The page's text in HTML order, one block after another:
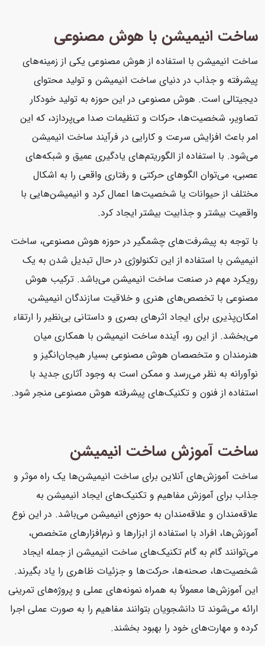
ساخت انیمیشن با هوش مصنوعی
ساخت انیمیشن با استفاده از هوش مصنوعی یکی از زمینه‌های
پیشرفته و جذاب در دنیای ساخت انیمیشن و تولید محتوای
دیجیتالی است. هوش مصنوعی در این حوزه به تولید خودکار
تصاویر، شخصیت‌ها، حرکات و تنظیمات صدا می‌پردازد، که این
امر باعث افزایش سرعت و کارایی در فرآیند ساخت انیمیشن
می‌شود. با استفاده از الگوریتم‌های یادگیری عمیق و شبکه‌های
عصبی، می‌توان الگوهای حرکتی و رفتاری واقعی را به اشکال
مختلف از حیوانات یا شخصیت‌ها اعمال کرد و انیمیشن‌هایی با
واقعیت بیشتر و جذابیت بیشتر ایجاد کرد.
با توجه به پیشرفت‌های چشمگیر در حوزه هوش مصنوعی، ساخت
انیمیشن با استفاده از این تکنولوژی در حال تبدیل شدن به یک
رویکرد مهم در صنعت ساخت انیمیشن می‌باشد. ترکیب هوش
مصنوعی با تخصص‌های هنری و خلاقیت سازندگان انیمیشن،
امکان‌پذیری برای ایجاد اثرهای بصری و داستانی بی‌نظیر را ارتقاء
می‌بخشد. از این رو، آینده ساخت انیمیشن با همکاری میان
هنرمندان و متخصصان هوش مصنوعی بسیار هیجان‌انگیز و
نوآورانه به نظر می‌رسد و ممکن است به وجود آثاری جدید با
استفاده از فنون و تکنیک‌های پیشرفته هوش مصنوعی منجر شود.
ساخت آموزش ساخت انیمیشن
ساخت آموزش‌های آنلاین برای ساخت انیمیشن‌ها یک راه موثر و
جذاب برای آموزش مفاهیم و تکنیک‌های ایجاد انیمیشن به
علاقه‌مندان و علاقه‌مندان به حوزه‌ی انیمیشن می‌باشد. در این نوع
آموزش‌ها، افراد با استفاده از ابزارها و نرم‌افزارهای متخصص،
می‌توانند گام به گام تکنیک‌های ساخت انیمیشن از جمله ایجاد
شخصیت‌ها، صحنه‌ها، حرکت‌ها و جزئیات ظاهری را یاد بگیرند.
این آموزش‌ها معمولاً به همراه نمونه‌های عملی و پروژه‌های تمرینی
ارائه می‌شوند تا دانشجویان بتوانند مفاهیم را به صورت عملی اجرا
کرده و مهارت‌های خود را بهبود بخشند.